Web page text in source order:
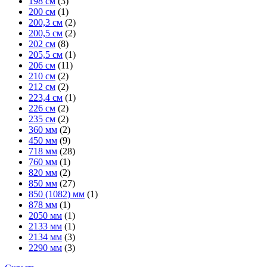
200 см (1)
200,3 см (2)
200,5 см (2)
202 см (8)
205,5 см (1)
206 см (11)
210 см (2)
212 см (2)
223,4 см (1)
226 см (2)
235 см (2)
360 мм (2)
450 мм (9)
718 мм (28)
760 мм (1)
820 мм (2)
850 мм (27)
850 (1082) мм (1)
878 мм (1)
2050 мм (1)
2133 мм (1)
2134 мм (3)
2290 мм (3)